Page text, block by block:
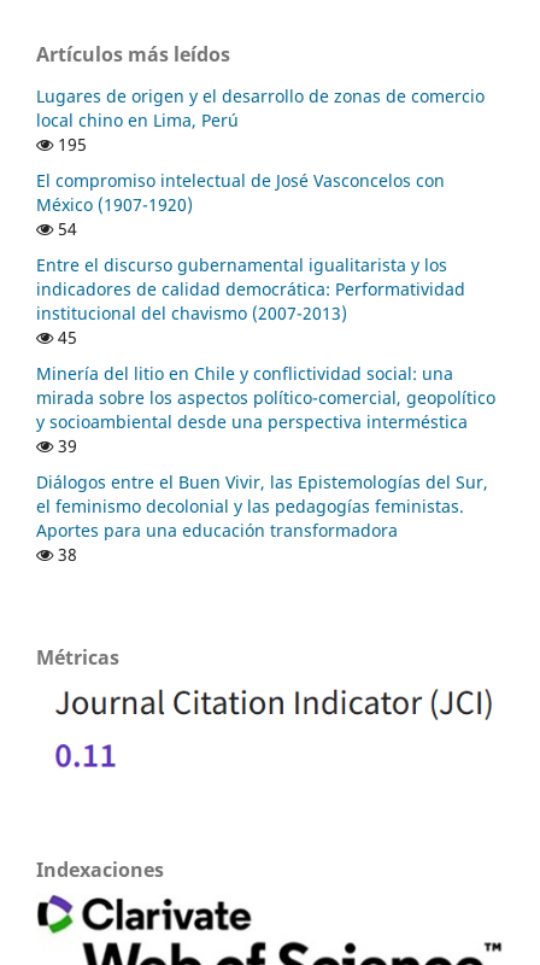
Artículos más leídos
Lugares de origen y el desarrollo de zonas de comercio
local chino en Lima, Perú
195
El compromiso intelectual de José Vasconcelos con
México (1907-1920)
54
Entre el discurso gubernamental igualitarista y los
indicadores de calidad democrática: Performatividad
institucional del chavismo (2007-2013)
45
Minería del litio en Chile y conflictividad social: una
mirada sobre los aspectos político-comercial, geopolítico
y socioambiental desde una perspectiva interméstica
39
Diálogos entre el Buen Vivir, las Epistemologías del Sur,
el feminismo decolonial y las pedagogías feministas.
Aportes para una educación transformadora
38
Métricas
Indexaciones